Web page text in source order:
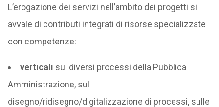
L’erogazione dei servizi nell’ambito dei progetti si
avvale di contributi integrati di risorse specializzate
con competenze:
verticali sui diversi processi della Pubblica
Amministrazione, sul
disegno/ridisegno/digitalizzazione di processi, sulle